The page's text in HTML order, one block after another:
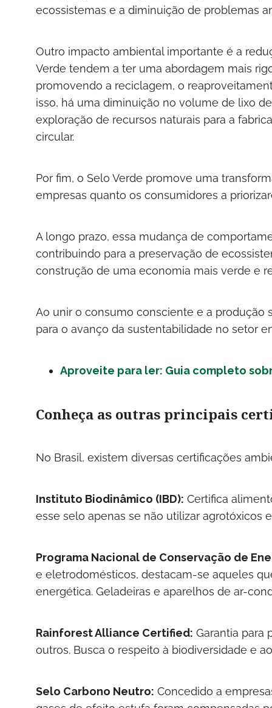
ecossistemas e a diminuição de problemas
Outro impacto ambiental importante é a
Verde tendem a ter uma abordagem mais
promovendo a reciclagem, o
isso, há uma diminuição no volume de lixo
exploração de recursos naturais para a
circular.
Por fim, o Selo Verde promove uma
empresas quanto os consumidores a
A longo prazo, essa mudança de
contribuindo para a preservação de
construção de uma economia mais verde e
Ao unir o consumo consciente e a produção
para o avanço da sustentabilidade no setor
Aproveite para ler: Guia completo
Conheça as outras principais
No Brasil, existem diversas certificações
Instituto Biodinâmico (IBD): Certifica
esse selo apenas se não utilizar agrotóxicos
Programa Nacional de Conservação de
e eletrodomésticos, destacam-se aqueles
energética. Geladeiras e aparelhos de ar-
Rainforest Alliance Certified: Garantia para
outros. Busca o respeito à biodiversidade e
Selo Carbono Neutro: Concedido a